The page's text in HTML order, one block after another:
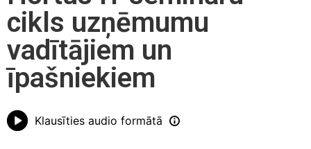
cikls uzņēmumu
vadītājiem un
īpašniekiem
Klausīties audio formātā